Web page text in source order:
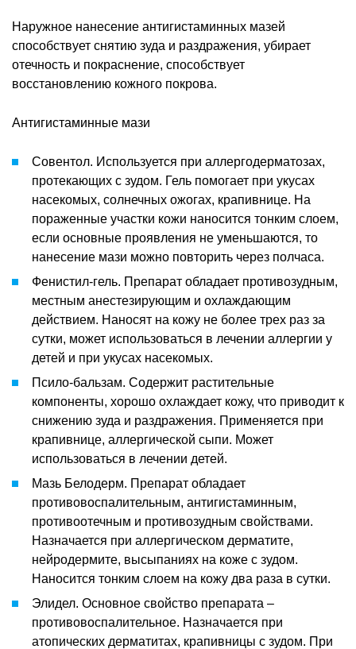
Наружное нанесение антигистаминных мазей
способствует снятию зуда и раздражения, убирает
отечность и покраснение, способствует
восстановлению кожного покрова.
Антигистаминные мази
Совентол. Используется при аллергодерматозах,
протекающих с зудом. Гель помогает при укусах
насекомых, солнечных ожогах, крапивнице. На
пораженные участки кожи наносится тонким слоем,
если основные проявления не уменьшаются, то
нанесение мази можно повторить через полчаса.
Фенистил-гель. Препарат обладает противозудным,
местным анестезирующим и охлаждающим
действием. Наносят на кожу не более трех раз за
сутки, может использоваться в лечении аллергии у
детей и при укусах насекомых.
Псило-бальзам. Содержит растительные
компоненты, хорошо охлаждает кожу, что приводит к
снижению зуда и раздражения. Применяется при
крапивнице, аллергической сыпи. Может
использоваться в лечении детей.
Мазь Белодерм. Препарат обладает
противовоспалительным, антигистаминным,
противоотечным и противозудным свойствами.
Назначается при аллергическом дерматите,
нейродермите, высыпаниях на коже с зудом.
Наносится тонким слоем на кожу два раза в сутки.
Элидел. Основное свойство препарата –
противовоспалительное. Назначается при
атопических дерматитах, крапивницы с зудом. При